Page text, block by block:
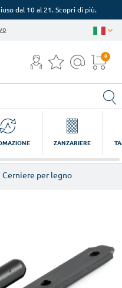
dal 10 al 21. Scopri di più.
0
ZANZARIERE
Cerniere per legno